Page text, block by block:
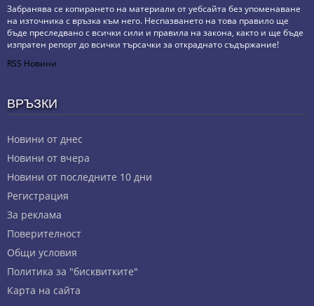
Забранява се копирането на материали от уебсайта без упоменаване
на източника с връзка към него. Неспазването на това правило ще
бъде преследвано с всички сили и правила на закона, както и ще бъде
изпратен репорт до всички търсачки за откраднато съдържание!
RSS Новини
ВРЪЗКИ
Новини от днес
Новини от вчера
Новини от последните 10 дни
Регистрация
За реклама
Πoвepитeлнocт
Общи условия
Политика за "бисквитките"
Карта на сайта